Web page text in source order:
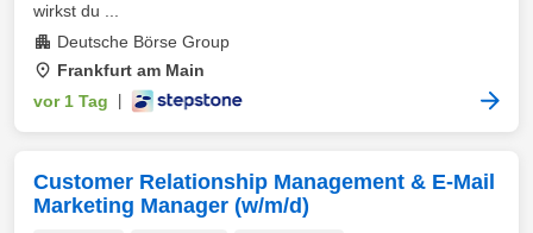
wirkst du ...
Deutsche Börse Group
Frankfurt am Main
vor 1 Tag
Customer Relationship Management & E-Mail
Marketing Manager (w/m/d)